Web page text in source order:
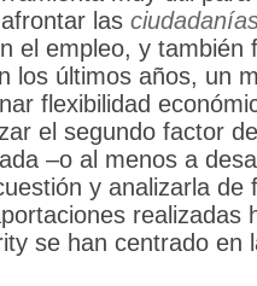
las
el empleo, y también
los últimos años, un
flexibilidad
el segundo factor
–o al menos a
y analizarla de
realizadas
se han centrado en